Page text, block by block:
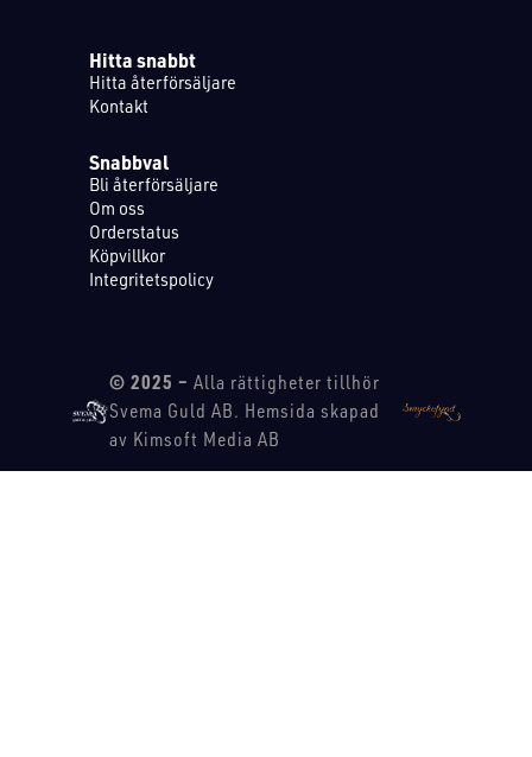
Hitta snabbt
Hitta återförsäljare
Kontakt
Snabbval
Bli återförsäljare
Om oss
Orderstatus
Köpvillkor
Integritetspolicy
© 2025 – Alla rättigheter tillhör
Svema Guld AB. Hemsida skapad
av Kimsoft Media AB